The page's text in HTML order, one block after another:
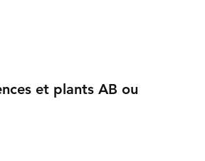
et plants AB ou